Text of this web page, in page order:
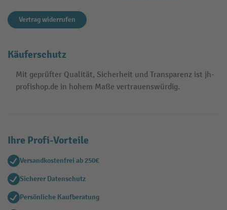
Vertrag widerrufen
Käuferschutz
Mit geprüfter Qualität, Sicherheit und Transparenz ist jh-
profishop.de in hohem Maße vertrauenswürdig.
Ihre Profi-Vorteile
Versandkostenfrei ab 250€
Sicherer Datenschutz
Persönliche Kaufberatung